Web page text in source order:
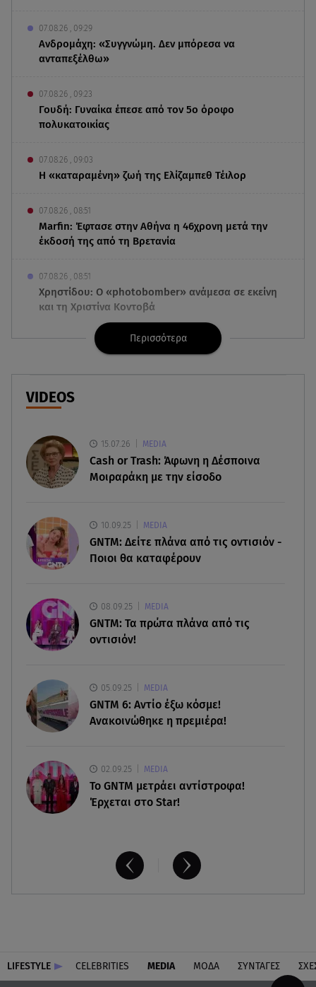
07.08.26 , 09:29
Ανδρομάχη: «Συγγνώμη. Δεν μπόρεσα να
ανταπεξέλθω»
07.08.26 , 09:23
Γουδή: Γυναίκα έπεσε από τον 5ο όροφο
πολυκατοικίας
07.08.26 , 09:03
Η «καταραμένη»​​​​​​​ ζωή της Ελίζαμπεθ Τέιλορ
07.08.26 , 08:51
Marfin: Έφτασε στην Αθήνα η 46χρονη μετά την
έκδοσή της από τη Βρετανία
07.08.26 , 08:51
Χρηστίδου: Ο «photobomber» ανάμεσα σε εκείνη
και τη Χριστίνα Κοντοβά
07.08.26 , 08:07
Μάλια: «Είδα τα παιδάκια να κουνάνε τα χέρια
και να ζητάνε βοήθεια»
07.08.26 , 07:37
Αναφορές για νεκρούς
07.08.26 , 03:00
Εορτολόγιο: Ποιοι γιορτάζουν στις 7 Αυγούστου
06.08.26 , 23:41
Βασιλική Ανδρίτσου: Ξεκίνησε τις διακοπές με τον
σύζυγο και την κορούλα της
Αγγελική Ηλιάδη ανήμερα του Σωτήρος: «Είδα
τον Χριστό μπροστά μου!»
χωρίς τον Χρήστο Μάστορα
Περισσότερα
VIDEOS
15.07.26 MEDIA
Cash or Trash: Άφωνη η Δέσποινα
Μοιραράκη με την είσοδο
10.09.25 MEDIA
GNTM: Δείτε πλάνα από τις οντισιόν -
Ποιοι θα καταφέρουν
08.09.25 MEDIA
GNTM: Τα πρώτα πλάνα από τις
οντισιόν!
05.09.25 MEDIA
GNTM 6: Αντίο έξω κόσμε!
Ανακοινώθηκε η πρεμιέρα!
02.09.25 MEDIA
Το GNTM μετράει αντίστροφα!
Έρχεται στο Star!
LIFESTYLE CELEBRITIES MEDIA ΜΟΔΑ ΣΥΝΤΑΓΕΣ